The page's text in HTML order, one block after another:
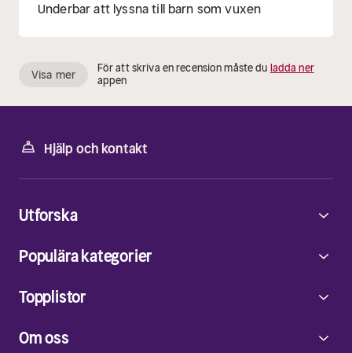
Underbar att lyssna till barn som vuxen
Visa mer För att skriva en recension måste du ladda ner
appen
Hjälp och kontakt
Om oss
Utforska
Populära kategorier
Topplistor